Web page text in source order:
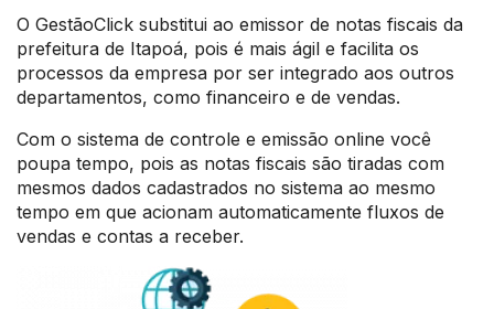
O GestãoClick substitui ao emissor de notas fiscais da
prefeitura de Itapoá, pois é mais ágil e facilita os
processos da empresa por ser integrado aos outros
departamentos, como financeiro e de vendas.
Com o sistema de controle e emissão online você
poupa tempo, pois as notas fiscais são tiradas com
mesmos dados cadastrados no sistema ao mesmo
tempo em que acionam automaticamente fluxos de
vendas e contas a receber.